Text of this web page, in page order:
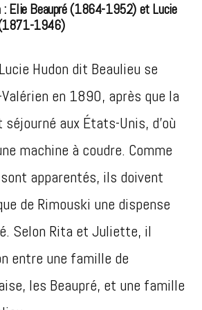
: Elie Beaupré (1864-1952) et Lucie
(1871-1946)
Hudon dit Beaulieu se
en 1890, après que la
aux États-Unis, d’où
machine à coudre. Comme
apparentés, ils doivent
de Rimouski une dispense
Selon Rita et Juliette, il
entre une famille de
les Beaupré, et une famille